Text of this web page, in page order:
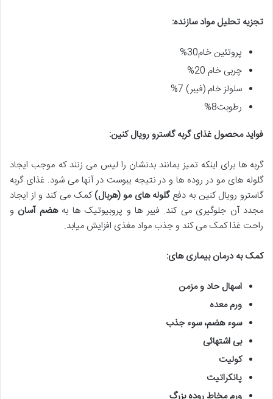
تجزیه تحلیل مواد سازنده:
پروتئین خام30%
چربی خام 20%
سلولز خام (فیبر) 7%
رطوبت8%
فواید محصول غذای گربه گاسترو رویال کنین:
گربه ها برای اینکه تمیز بمانند بدنشان را لیس می زنند که موجب ایجاد
گلوله های مو در روده ها و در نتیجه یبوست در آنها می شود. غذای گربه
گاسترو رویال کنین به دفعگلوله های مو (هربال)کمک می کند و از ایجاد
مجدد آن جلوگیری می کند. فیبر ها و پروبیوتیک ها بههضم آسان و
راحت غذا کمک می کند و جذب مواد مغذی افزایش میابد.
کمک به درمان بیماری های:
اسهال حاد و مزمن
ورم معده
سوء هضم، سوء جذب
بی اشتهائی
کولیت
پانکراتیت